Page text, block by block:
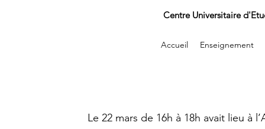
Centre Universitaire
Accueil Enseignement
Le 22 mars de 16h à 18h avait lieu à